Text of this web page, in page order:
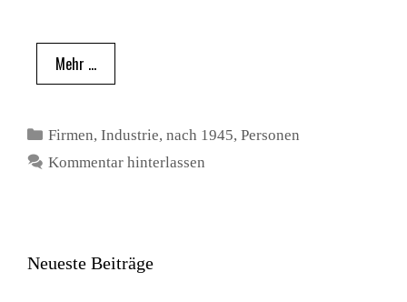
Mehr …
Kategorien
Firmen,Industrie,nach 1945,Personen
Kommentar hinterlassen
Neueste Beiträge